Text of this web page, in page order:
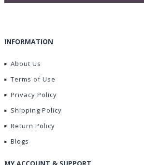
INFORMATION
About Us
Terms of Use
Privacy Policy
Shipping Policy
Return Policy
Blogs